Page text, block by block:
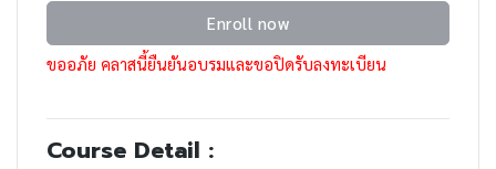
Enroll now
ขออภัย คลาสนี้ยืนยันอบรมและขอปิดรับลงทะเบียน
Course Detail :